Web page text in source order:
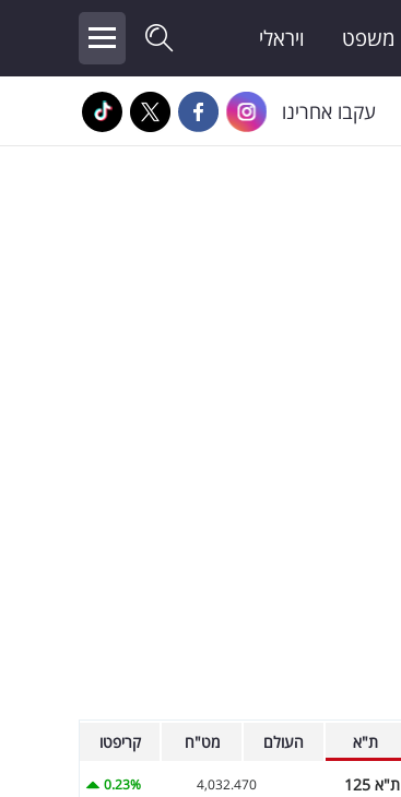
משפט ויראלי
עקבו אחרינו
ת"א העולם מט"ח קריפטו
ת"א 125 4,032.470
0.23%